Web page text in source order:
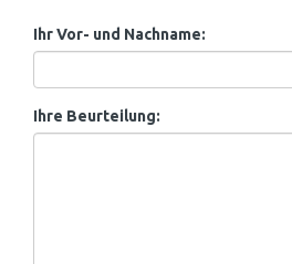
Ihr Vor- und Nachname:
Ihre Beurteilung: